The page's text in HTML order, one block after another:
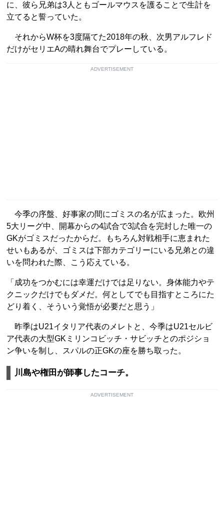
に、彼ら兄弟は3人ともゴールマウスを護ることで生計を
立てると誓っていた。
それからW杯を3度隔てた2018年の秋、次男アルフレド
だけがセリエAの晴れ舞台でプレーしている。
ADVERTISEMENT
今季の序盤、好事家の間にゴミスの名が広まった。欧州
5大リーグ中、開幕からの4試合で3試合を完封した唯一の
GKがゴミスだったからだ。もちろん対戦相手に恵まれた
せいもあるが、ゴミスは下部カテゴリーにいる兄弟との違
いを問われた際、こう応えている。
「成功をつかむには幸運だけでは足りない。身体能力やテ
クニックだけでもダメだ。何としてでも目指すところにた
どり着く、そういう覚悟が必要だと思う」
昨季はU21イタリア代表のメレトと、今季はU21セルビ
ア代表の大型GKミリンコビッチ・サビッチとのポジショ
ン争いを制し、スパルの正GKの座を勝ち取った。
川島や権田が師事したコーチ。
ADVERTISEMENT